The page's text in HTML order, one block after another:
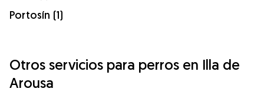
Portosín (1)
Otros servicios para perros en Illa de
Arousa